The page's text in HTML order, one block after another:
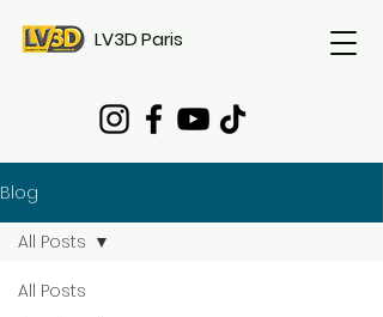
LV3D Paris
Blog
All Posts
All Posts